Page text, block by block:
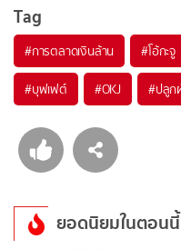
Tag
#การตลาดเงินล้าน #โอ้กะจู
#บุฟเฟต์ #OKJ #ปลูก
ยอดนิยมในตอนนี้